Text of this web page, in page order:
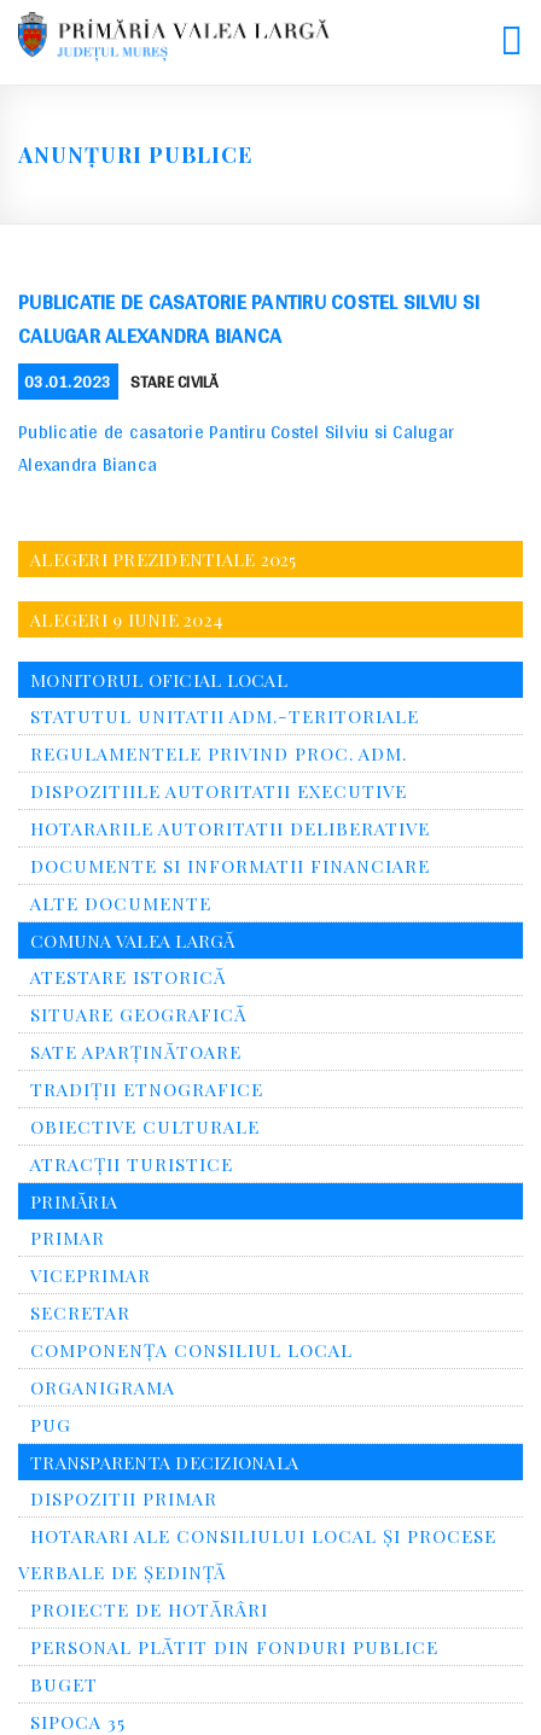
Skip
ANUNȚURI PUBLICE
PUBLICATIE DE CASATORIE PANTIRU COSTEL SILVIU SI
CALUGAR ALEXANDRA BIANCA
POSTED
ON
03.01.2023 CATEGORIES
STARE CIVILĂ
Publicatie de casatorie Pantiru Costel Silviu si Calugar
Alexandra Bianca
ALEGERI PREZIDENTIALE 2025
ALEGERI 9 IUNIE 2024
MONITORUL OFICIAL LOCAL
STATUTUL UNITATII ADM.-TERITORIALE
REGULAMENTELE PRIVIND PROC. ADM.
DISPOZITIILE AUTORITATII EXECUTIVE
HOTARARILE AUTORITATII DELIBERATIVE
DOCUMENTE SI INFORMATII FINANCIARE
ALTE DOCUMENTE
COMUNA VALEA LARGĂ
ATESTARE ISTORICĂ
SITUARE GEOGRAFICĂ
SATE APARȚINĂTOARE
TRADIȚII ETNOGRAFICE
OBIECTIVE CULTURALE
ATRACȚII TURISTICE
PRIMĂRIA
PRIMAR
VICEPRIMAR
SECRETAR
COMPONENȚA CONSILIUL LOCAL
ORGANIGRAMA
PUG
TRANSPARENTA DECIZIONALA
DISPOZITII PRIMAR
HOTARARI ALE CONSILIULUI LOCAL ȘI PROCESE
VERBALE DE ȘEDINȚĂ
PROIECTE DE HOTĂRÂRI
PERSONAL PLĂTIT DIN FONDURI PUBLICE
BUGET
SIPOCA 35